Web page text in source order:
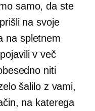
samo, da ste
na svoje
na spletnem
v več
niti
šalilo z vami,
na katerega